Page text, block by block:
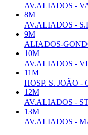
AV.ALIADOS -
8M
AV.ALIADOS -
9M
ALIADOS-
10M
AV.ALIADOS -
11M
HOSP. S. JOÃO -
12M
AV.ALIADOS -
13M
AV.ALIADOS -